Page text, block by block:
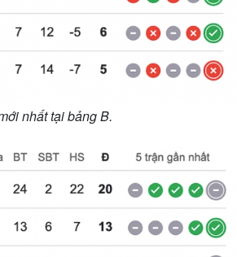
nhất tại bảng B.